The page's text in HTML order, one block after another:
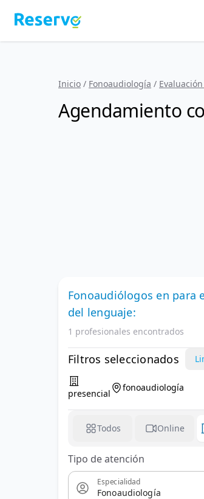
Inicio / Fonoaudiología /
Agendamiento
Fonoaudiólogos en para
del lenguaje:
1 profesionales encontrados
Filtros seleccionados
presencial
fonoaudiología
Todos Online
Tipo de atención
Fonoaudiología
Especialidad